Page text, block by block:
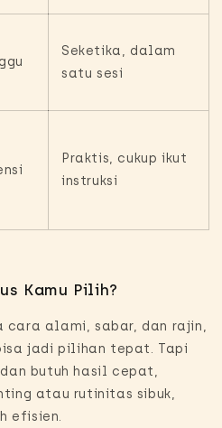
Seketika, dalam
satu sesi
Praktis, cukup ikut
instruksi
Kamu Pilih?
cara alami, sabar, dan rajin,
jadi pilihan tepat. Tapi
butuh hasil cepat,
atau rutinitas sibuk,
efisien.